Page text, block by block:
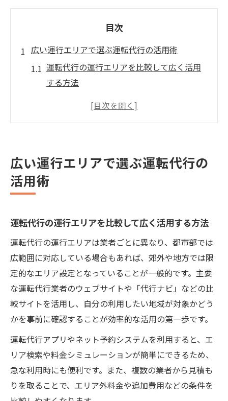
目次
広い運行エリアで選ぶ運転代行の活用術
運転代行の運行エリアを比較して広く活用
する方法
運転代行はどこまで対応可能かエリアの違
自家用車も安心運転代行の運行範囲を徹底
解説
運転代行予約アプリで最寄りサービスを探す
運転代行予約アプリの活用で最寄り業者を
簡単検索
運転代行アプリランキングを活かした賢い
選び方
運転代行ネット予約のメリットと利用時の
予約アプリで運転代行をスムーズに手配す
るコツ
運転代行予約システムの特徴と最適な使い
広い運行エリアで選ぶ運転代行の
活用術
運転代行の運行エリアを比較して広く活用する方法
運転代行の運行エリアは業者ごとに異なり、都市部では
広範囲に対応している場合もあれば、郊外や地方では限
定的なエリア設定となっていることが一般的です。主要
な運転代行業者のウェブサイトや「代行ナビ」などの比
較サイトを活用し、自分の利用したい地域が対象かどう
かを事前に確認することが効率的な活用の第一歩です。
運転代行アプリやネット予約システムを利用すると、エ
リア検索や料金シミュレーションが簡単にできるため、
急な利用時にも便利です。また、複数の業者から見積も
りを取ることで、エリア外料金や追加費用などの条件を